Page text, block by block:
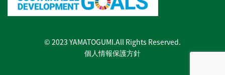
© 2023 YAMATOGUMI.All Rights Reserved.
個人情報保護方針